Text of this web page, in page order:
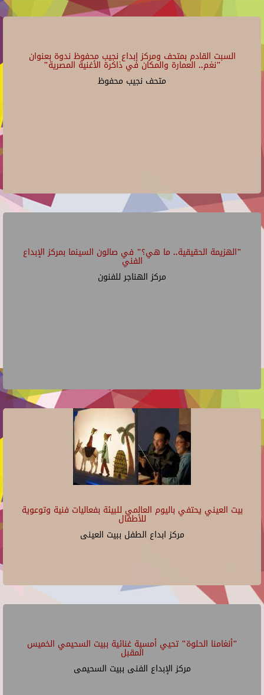
السبت القادم بمتحف ومركز إبداع نجيب محفوظ ندوة بعنوان
"نغم.. العمارة والمكان في ذاكرة الأغنية المصرية"
متحف نجيب محفوظ
"الهزيمة الحقيقية.. ما هي؟" في صالون السينما بمركز الإبداع
الفني
مركز الهناجر للفنون
بيت العيني يحتفي باليوم العالمي للبيئة بفعاليات فنية وتوعوية
للأطفال
مركز ابداع الطفل ببيت العينى
"أنغامنا الحلوة" تحيي أمسية غنائية ببيت السحيمي الخميس
المقبل
مركز الإبداع الفنى ببيت السحيمى